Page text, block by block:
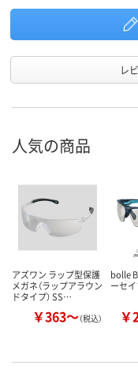
レ
人気の商品
アズワン ラップ型保護
メガネ（ラップアラウン
ドタイプ） SS…
￥363～（税込）
bolle
ーセ
￥